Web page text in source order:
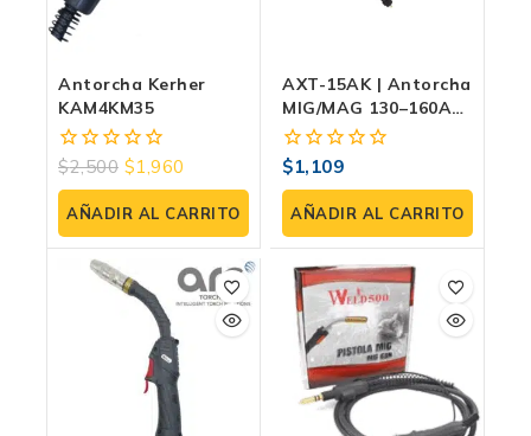
Antorcha Kerher
KAM4KM35
0
fuera
de
5
$2,500 $1,960
AÑADIR AL CARRITO
AXT-15AK | Antorcha
MIG/MAG 130–160A
Tipo BINZEL Con
Euroconector — Uso
Profesional AX Tech
0
fuera
de
5
$1,109
AÑADIR AL CARRITO